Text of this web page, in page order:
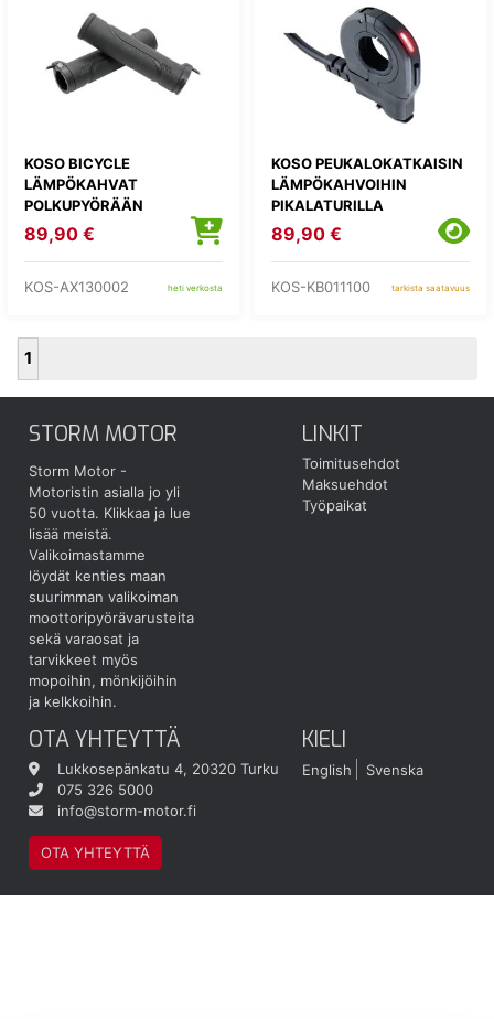
KOSO BICYCLE
LÄMPÖKAHVAT
POLKUPYÖRÄÄN
89,90 €
KOS-AX130002 heti verkosta
KOSO PEUKALOKATKAISIN
LÄMPÖKAHVOIHIN
PIKALATURILLA
89,90 €
KOS-KB011100 tarkista saatavuus
1
STORM MOTOR
Storm Motor -
Motoristin asialla jo yli
50 vuotta. Klikkaa ja lue
lisää meistä.
Valikoimastamme
löydät kenties maan
suurimman valikoiman
moottoripyörävarusteita
sekä varaosat ja
tarvikkeet myös
mopoihin, mönkijöihin
ja kelkkoihin.
LINKIT
Toimitusehdot
Maksuehdot
Työpaikat
OTA YHTEYTTÄ
Lukkosepänkatu 4, 20320 Turku
075 326 5000
info@storm-motor.fi
OTA YHTEYTTÄ
KIELI
English Svenska